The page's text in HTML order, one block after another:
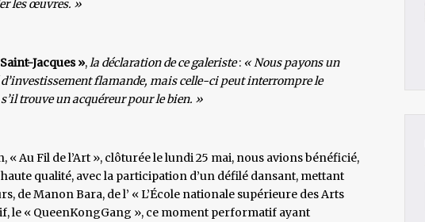
les œuvres. »
Jacques »,la déclaration de ce galeriste: « Nous payons un
flamande, mais celle-ci peut interrompre le
trouve un acquéreur pour le bien. »
« Au Fil de l’Art », clôturée le lundi 25 mai, nous avions bénéficié,
qualité, avec la participation d’un défilé dansant, mettant
de Manon Bara, de l’ « L’École nationale supérieure des Arts
le « QueenKongGang », ce moment performatif ayant